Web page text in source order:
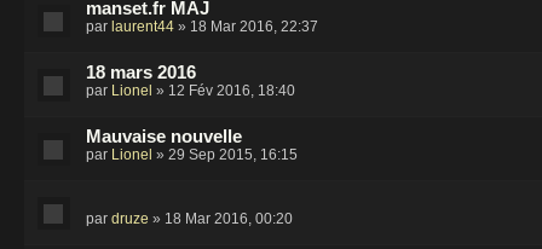
manset.fr MAJ
par laurent44 » 18 Mar 2016, 22:37
18 mars 2016
par Lionel » 12 Fév 2016, 18:40
Mauvaise nouvelle
par Lionel » 29 Sep 2015, 16:15
par druze » 18 Mar 2016, 00:20